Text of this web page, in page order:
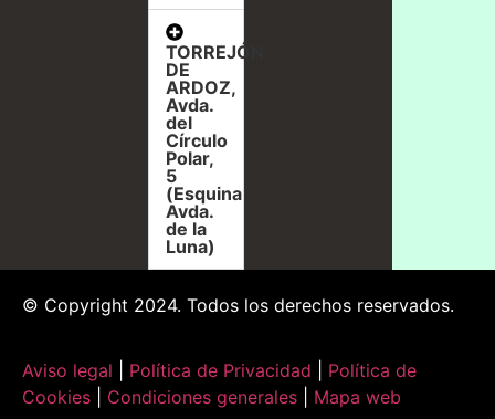
TORREJÓN
DE
ARDOZ,
Avda.
del
Círculo
Polar,
5
(Esquina
Avda.
de la
Luna)
© Copyright 2024. Todos los derechos reservados.
Aviso legal Política de Privacidad
Política de
Cookies
Condiciones generales Mapa web